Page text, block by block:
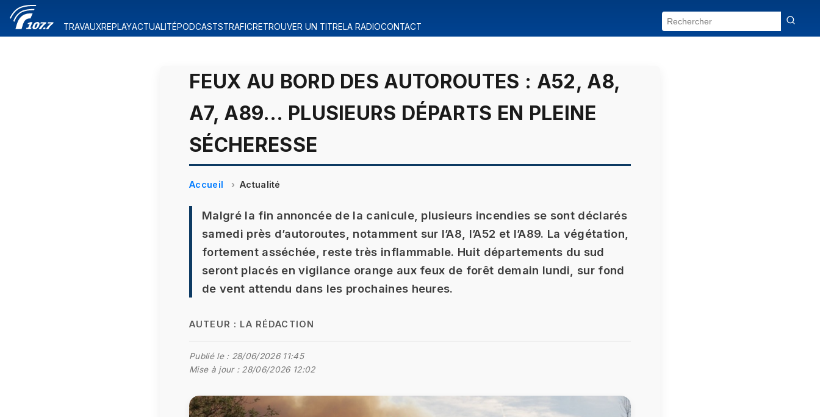
TRAVAUXREPLAYACTUALITÉPODCASTSTRAFICRETROUVER UN TITRELA RADIOCONTACT
FEUX AU BORD DES AUTOROUTES : A52, A8,
A7, A89… PLUSIEURS DÉPARTS EN PLEINE
SÉCHERESSE
Accueil Actualité
Malgré la fin annoncée de la canicule, plusieurs incendies se sont déclarés
samedi près d’autoroutes, notamment sur l’A8, l’A52 et l’A89. La végétation,
fortement asséchée, reste très inflammable. Huit départements du sud
seront placés en vigilance orange aux feux de forêt demain lundi, sur fond
de vent attendu dans les prochaines heures.
AUTEUR : LA RÉDACTION
Publié le : 28/06/2026 11:45
Mise à jour : 28/06/2026 12:02